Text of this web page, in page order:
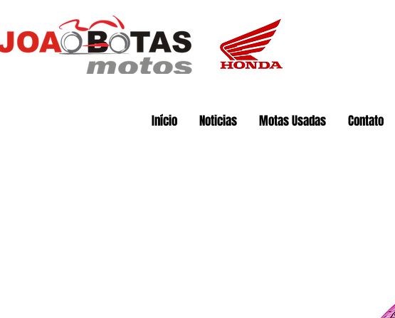
Início Noticias Motas Usadas Contato